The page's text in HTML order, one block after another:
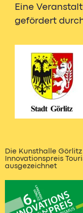
Eine
gefördert
Die Kunsthalle
Innovationspreis
ausgezeichnet